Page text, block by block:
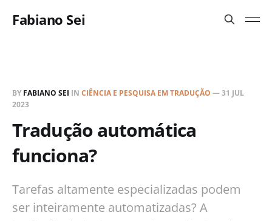
Fabiano Sei
BY FABIANO SEI IN CIÊNCIA E PESQUISA EM TRADUÇÃO —31 JUL
2023
Tradução automática
funciona?
Tarefas altamente especializadas podem
ser inteiramente automatizadas? A